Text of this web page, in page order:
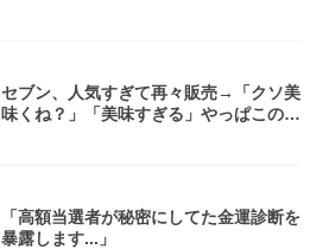
セブン、人気すぎて再々販売→「クソ美
味くね？」「美味すぎる」やっぱこのク
「高額当選者が秘密にしてた金運診断を
暴露します...」